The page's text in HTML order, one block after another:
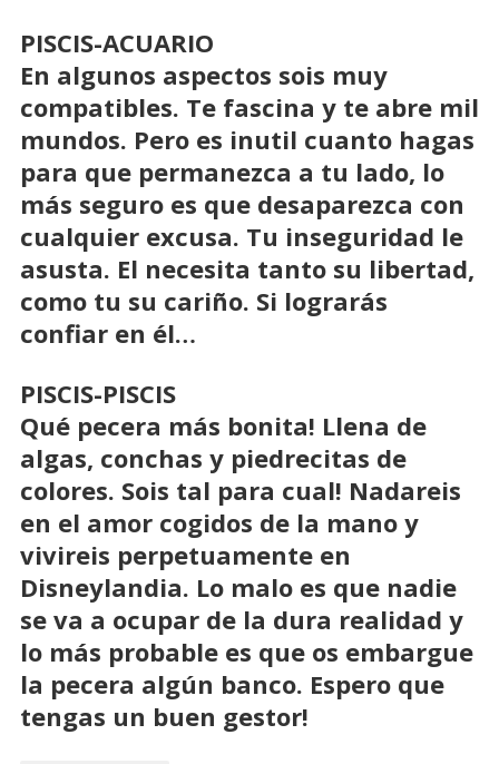
PISCIS-ACUARIO
En algunos aspectos sois muy
compatibles. Te fascina y te abre mil
mundos. Pero es inutil cuanto hagas
para que permanezca a tu lado, lo
más seguro es que desaparezca con
cualquier excusa. Tu inseguridad le
asusta. El necesita tanto su libertad,
como tu su cariño. Si lograrás
confiar en él…
PISCIS-PISCIS
Qué pecera más bonita! Llena de
algas, conchas y piedrecitas de
colores. Sois tal para cual! Nadareis
en el amor cogidos de la mano y
vivireis perpetuamente en
Disneylandia. Lo malo es que nadie
se va a ocupar de la dura realidad y
lo más probable es que os embargue
la pecera algún banco. Espero que
tengas un buen gestor!